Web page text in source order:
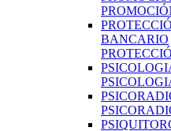
BANCARIO